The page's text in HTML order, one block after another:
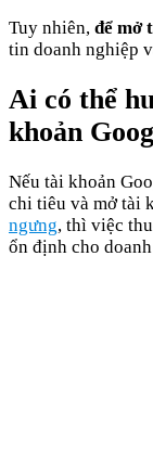
Tuy nhiên, để mở
tin doanh nghiệp
Ai có thể
khoản
Nếu tài khoản
chi tiêu và mở tài
ngưng, thì việc
ổn định cho